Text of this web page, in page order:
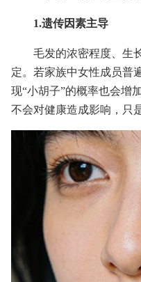
1.遗传因素主导
毛发的浓密程度、生
定。若家族中女性成员普
现“小胡子”的概率也会增
不会对健康造成影响，只